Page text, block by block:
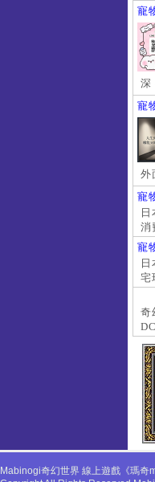
寵
深
寵
外
寵
消
京
本
寵
宅
大
#
奇
Mabinogi奇幻世界 線上遊戲《瑪奇